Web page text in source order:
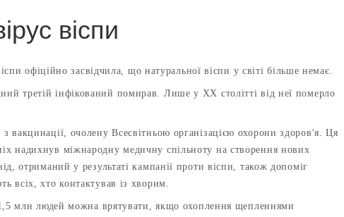
віспи
офіційно засвідчила, що натуральної віспи у світі більше немає.
третій інфікований помирав. Лише у ХХ столітті від неї померло
вакцинації, очолену Всесвітньою організацією охорони здоров'я. Ця
надихнув міжнародну медичну спільноту на створення нових
отриманий у результаті кампанії проти віспи, також допоміг
всіх, хто контактував із хворим.
млн людей можна врятувати, якщо охоплення щепленнями